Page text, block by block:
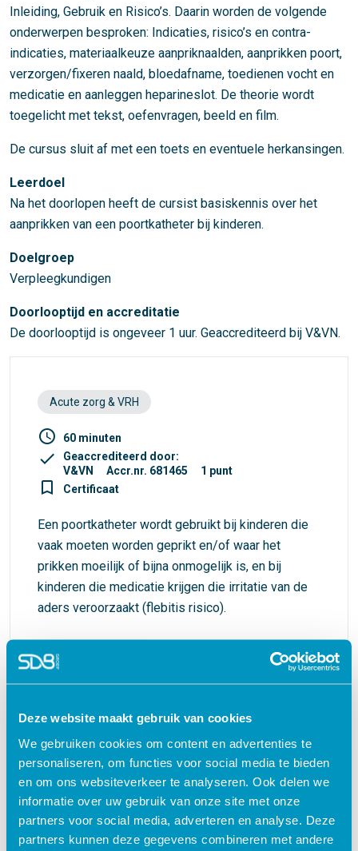
Deze website maakt gebruik van cookies
We gebruiken cookies om content en advertenties te
personaliseren, om functies voor social media te bieden
en om ons websiteverkeer te analyseren. Ook delen we
informatie over uw gebruik van onze site met onze
partners voor social media, adverteren en analyse. Deze
partners kunnen deze gegevens combineren met andere
Inleiding, Gebruik en Risico’s. Daarin worden de volgende
onderwerpen besproken: Indicaties, risico’s en contra-
indicaties, materiaalkeuze aanpriknaalden, aanprikken poort,
verzorgen/fixeren naald, bloedafname, toedienen vocht en
medicatie en aanleggen heparineslot. De theorie wordt
toegelicht met tekst, oefenvragen, beeld en film.
De cursus sluit af met een toets en eventuele herkansingen.
Leerdoel
Na het doorlopen heeft de cursist basiskennis over het
aanprikken van een poortkatheter bij kinderen.
Doelgroep
Verpleegkundigen
Doorlooptijd en accreditatie
De doorlooptijd is ongeveer 1 uur. Geaccrediteerd bij V&VN.
Acute zorg & VRH
access_time 60 minuten
check
Geaccrediteerd door:
V&VN
Accr.nr. 681465 1 punt
turned_in_not Certificaat
Een poortkatheter wordt gebruikt bij kinderen die
vaak moeten worden geprikt en/of waar het
prikken moeilijk of bijna onmogelijk is, en bij
kinderen die medicatie krijgen die irritatie van de
aders veroorzaakt (flebitis risico).
Waarom kiezen voor deze
e-learning?
Flexibel – leer op je eigen manier en tempo